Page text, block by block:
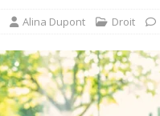
Alina Dupont Droit